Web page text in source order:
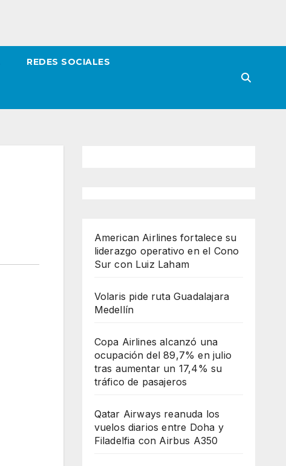
REDES SOCIALES
American Airlines fortalece su
liderazgo operativo en el Cono
Sur con Luiz Laham
Volaris pide ruta Guadalajara
Medellín
Copa Airlines alcanzó una
ocupación del 89,7% en julio
tras aumentar un 17,4% su
tráfico de pasajeros
Qatar Airways reanuda los
vuelos diarios entre Doha y
Filadelfia con Airbus A350